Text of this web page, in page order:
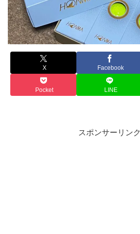
X Facebook
Pocket LINE
スポンサーリンク